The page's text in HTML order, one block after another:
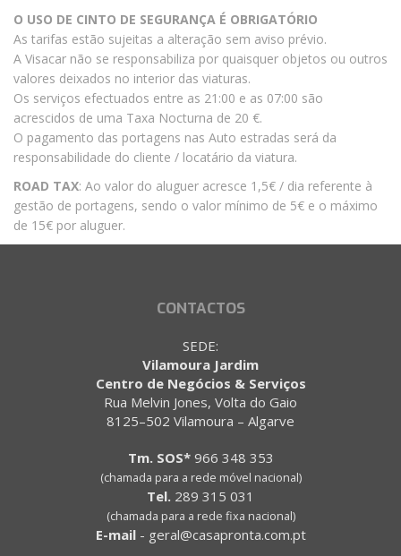
O USO DE CINTO DE SEGURANÇA É OBRIGATÓRIO
As tarifas estão sujeitas a alteração sem aviso prévio.
A Visacar não se responsabiliza por quaisquer objetos ou outros
valores deixados no interior das viaturas.
Os serviços efectuados entre as 21:00 e as 07:00 são
acrescidos de uma Taxa Nocturna de 20 €.
O pagamento das portagens nas Auto estradas será da
responsabilidade do cliente / locatário da viatura.
ROAD TAX: Ao valor do aluguer acresce 1,5€ / dia referente à
gestão de portagens, sendo o valor mínimo de 5€ e o máximo
de 15€ por aluguer.
CONTACTOS
SEDE:
Vilamoura Jardim
Centro de Negócios & Serviços
Rua Melvin Jones, Volta do Gaio
8125–502 Vilamoura – Algarve
Tm. SOS*966 348 353
(chamada para a rede móvel nacional)
Tel. 289 315 031
(chamada para a rede fixa nacional)
E-mail- geral@casapronta.com.pt